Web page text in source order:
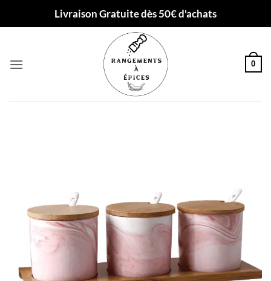
Livraison Gratuite dès 50€ d'achats
0